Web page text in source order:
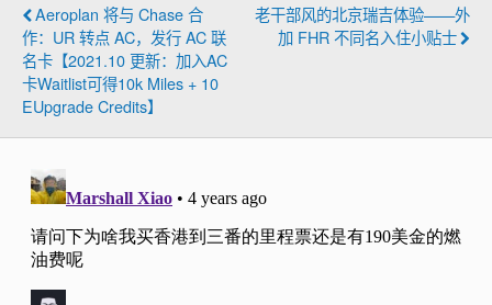
Aeroplan 将与 Chase 合
作：UR 转点 AC，发行 AC 联
名卡【2021.10 更新：加入AC
卡Waitlist可得10k Miles + 10
EUpgrade Credits】
老干部风的北京瑞吉体验——外
加 FHR 不同名入住小贴士